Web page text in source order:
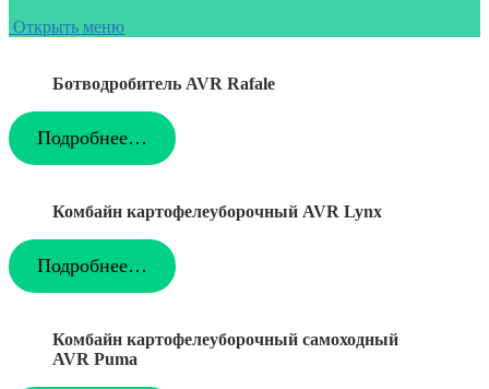
Открыть меню
Ботводробитель AVR Rafale
Подробнее…
Комбайн картофелеуборочный AVR Lynx
Подробнее…
Комбайн картофелеуборочный самоходный
AVR Puma